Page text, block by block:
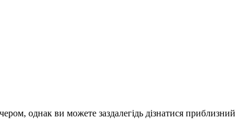
однак ви можете заздалегідь дізнатися приблизний